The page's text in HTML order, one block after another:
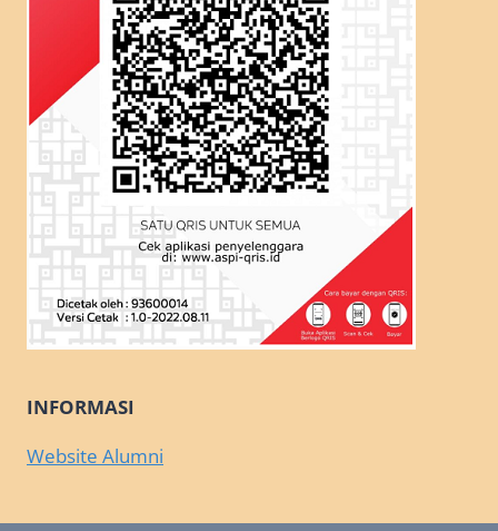
INFORMASI
Website Alumni